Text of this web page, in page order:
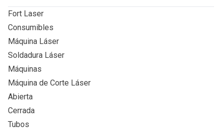
Fort Laser
Consumibles
Máquina Láser
Soldadura Láser
Máquinas
Máquina de Corte Láser
Abierta
Cerrada
Tubos